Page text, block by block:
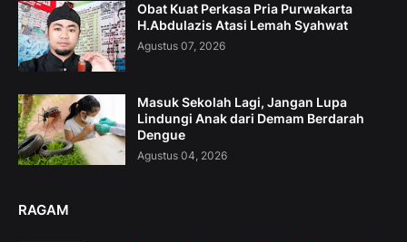
Obat Kuat Perkasa Pria Purwakarta
H.Abdulazis Atasi Lemah Syahwat
Agustus 07, 2026
Masuk Sekolah Lagi, Jangan Lupa
Lindungi Anak dari Demam Berdarah
Dengue
Agustus 04, 2026
RAGAM